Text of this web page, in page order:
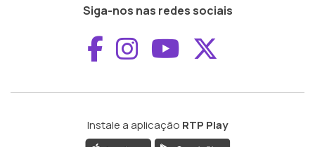
Siga-nos nas redes sociais
Aceder ao
Aceder ao
Aceder ao
Instale a aplicação RTP Play